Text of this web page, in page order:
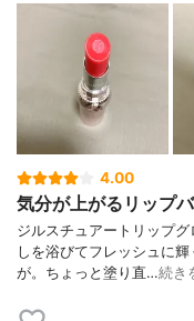
4.00
気分が上がるリップ
ジルスチュアートリップ
しを浴びてフレッシュに
が。ちょっと塗り直…続き